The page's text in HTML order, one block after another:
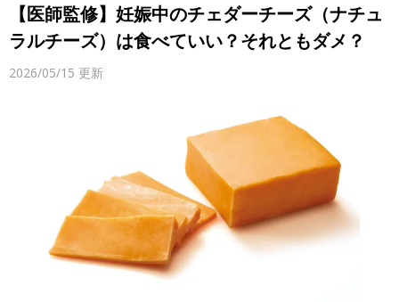
【医師監修】妊娠中のチェダーチーズ（ナチュ
ラルチーズ）は食べていい？それともダメ？
2026/05/15 更新